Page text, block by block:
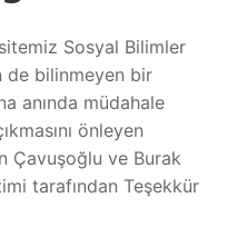
Sosyal Bilimler
de bilinmeyen bir
anında müdahale
önleyen
Çavuşoğlu ve Burak
tarafından Teşekkür